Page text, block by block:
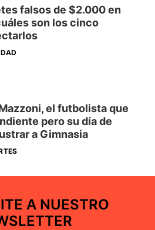
falsos de $2.000 en
son los cinco
el futbolista que
pero su día de
a Gimnasia
A NUESTRO